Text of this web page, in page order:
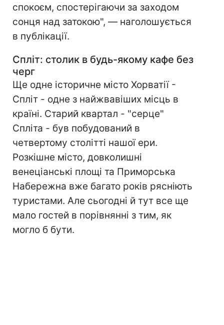
спокоєм, спостерігаючи за заходом
сонця над затокою", — наголошується
в публікації.
Спліт: столик в будь-якому кафе без
черг
Ще одне історичне місто Хорватії -
Спліт - одне з найжвавіших місць в
країні. Старий квартал - "серце"
Спліта - був побудований в
четвертому столітті нашої ери.
Розкішне місто, довколишні
венеціанські площі та Приморська
Набережна вже багато років рясніють
туристами. Але сьогодні й тут все ще
мало гостей в порівнянні з тим, як
могло б бути.